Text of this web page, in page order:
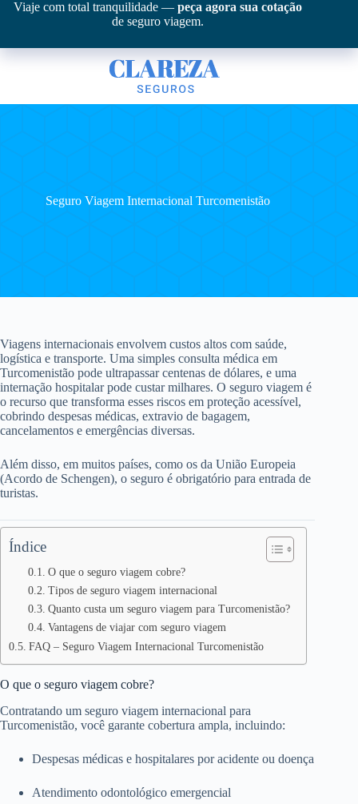
Pular
conteúdo
Viaje com total tranquilidade — peça agora sua cotação
de seguro viagem.
Seguro Viagem Internacional Turcomenistão
Viagens internacionais envolvem custos altos com saúde,
logística e transporte. Uma simples consulta médica em
Turcomenistão pode ultrapassar centenas de dólares, e uma
internação hospitalar pode custar milhares. O seguro viagem é
o recurso que transforma esses riscos em proteção acessível,
cobrindo despesas médicas, extravio de bagagem,
cancelamentos e emergências diversas.
Além disso, em muitos países, como os da União Europeia
(Acordo de Schengen), o seguro é obrigatório para entrada de
turistas.
Índice
O que o seguro viagem cobre?
Tipos de seguro viagem internacional
Quanto custa um seguro viagem para Turcomenistão?
Vantagens de viajar com seguro viagem
FAQ – Seguro Viagem Internacional Turcomenistão
O que o seguro viagem cobre?
Contratando um seguro viagem internacional para
Turcomenistão, você garante cobertura ampla, incluindo:
Despesas médicas e hospitalares por acidente ou doença
Atendimento odontológico emergencial